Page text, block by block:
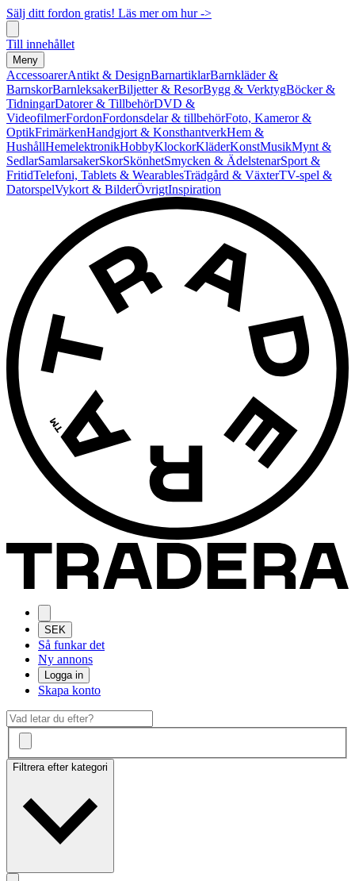
Sälj ditt fordon gratis! Läs mer om hur ->
Till innehållet
Meny
AccessoarerAntikt & DesignBarnartiklarBarnkläder &
BarnskorBarnleksakerBiljetter & ResorBygg & VerktygBöcker &
TidningarDatorer & TillbehörDVD &
VideofilmerFordonFordonsdelar & tillbehörFoto, Kameror &
OptikFrimärkenHandgjort & KonsthantverkHem &
HushållHemelektronikHobbyKlockorKläderKonstMusikMynt &
SedlarSamlarsakerSkorSkönhetSmycken & ÄdelstenarSport &
FritidTelefoni, Tablets & WearablesTrädgård & VäxterTV-spel &
DatorspelVykort & BilderÖvrigtInspiration
SEK
Så funkar det
Ny annons
Logga in
Skapa konto
Filtrera efter kategori